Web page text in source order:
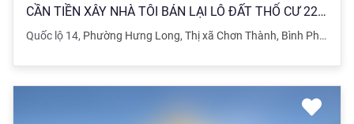
CẦN TIỀN XÂY NHÀ TÔI BÁN LẠI LÔ ĐẤT THỔ CƯ 2250M2, ĐẤT NGAY TRUNG TÂM THỊ XÃ, GIÁ 200TR
Quốc lộ 14, Phường Hưng Long, Thị xã Chơn Thành, Bình Phước